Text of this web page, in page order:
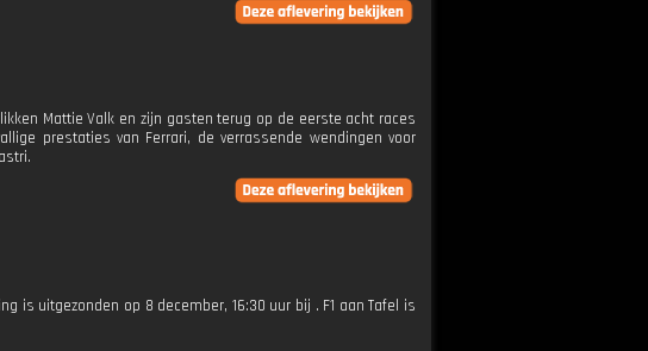
Mattie Valk en zijn gasten terug op de eerste acht races
prestaties van Ferrari, de verrassende wendingen voor
is uitgezonden op 8 december, 16:30 uur bij . F1 aan Tafel is